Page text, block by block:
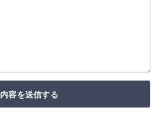
内容を送信する